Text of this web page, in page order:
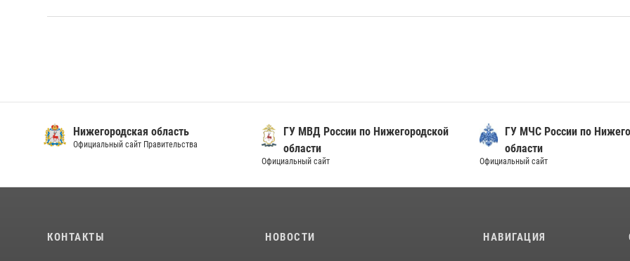
Нижегородская область
Официальный сайт Правительства
ГУ МВД России по Нижегородской
области
Официальный сайт
ГУ МЧС России по
области
Официальный сайт
КОНТАКТЫ НОВОСТИ НАВИГАЦИЯ